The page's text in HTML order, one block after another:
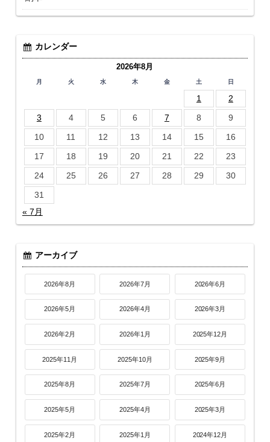
カレンダー
2026年8月
月 火 水 木 金 土 日
1
2
3
4 5 6 7 8
9
10
11 12 13 14 15
16
17
18 19 20 21 22
23
24
25 26 27 28 29
30
31
« 7月
アーカイブ
2026年8月 2026年7月 2026年6月
2026年5月 2026年4月 2026年3月
2026年2月 2026年1月 2025年12月
2025年11月 2025年10月 2025年9月
2025年8月 2025年7月 2025年6月
2025年5月 2025年4月 2025年3月
2025年2月 2025年1月 2024年12月